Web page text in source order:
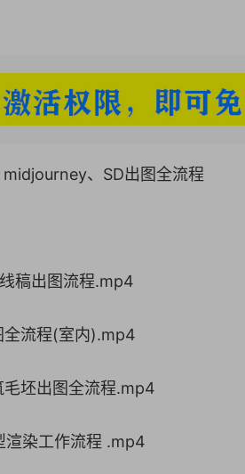
、SD出图全流程
稿出图流程.mp4
流程(室内).mp4
坯出图全流程.mp4
染工作流程 .mp4